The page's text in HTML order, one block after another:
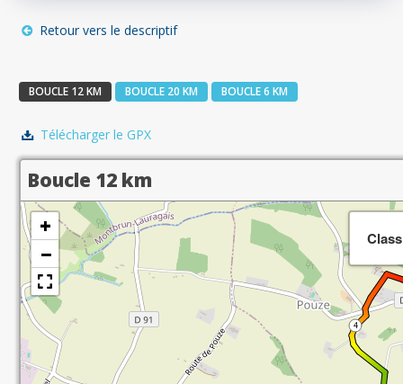
BLOG
ORGANISATEURS
PLUS...
Retour vers le descriptif
BOUCLE 12 KM BOUCLE 20 KM BOUCLE 6 KM
Télécharger le GPX
Boucle 12 km
+
−